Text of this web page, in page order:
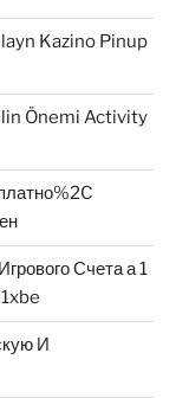
Kazino Pinup
Önemi Activity
Счета а 1
И